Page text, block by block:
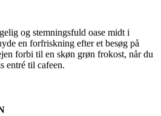
og stemningsfuld oase midt i
en forfriskning efter et besøg på
forbi til en skøn grøn frokost, når du
entré til cafeen.